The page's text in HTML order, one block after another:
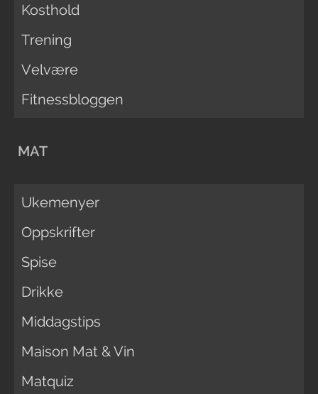
Kosthold
Trening
Velvære
Fitnessbloggen
MAT
Ukemenyer
Oppskrifter
Spise
Drikke
Middagstips
Maison Mat & Vin
Matquiz